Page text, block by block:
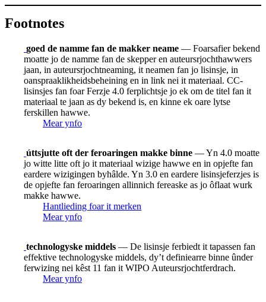
Footnotes
goed de namme fan de makker neame — Foarsafier bekend
moatte jo de namme fan de skepper en auteursrjochthawwers
jaan, in auteursrjochtneaming, it neamen fan jo lisinsje, in
oanspraaklikheidsbeheining en in link nei it materiaal. CC-
lisinsjes fan foar Ferzje 4.0 ferplichtsje jo ek om de titel fan it
materiaal te jaan as dy bekend is, en kinne ek oare lytse
ferskillen hawwe.
Mear ynfo
úttsjutte oft der feroaringen makke binne — Yn 4.0 moatte
jo witte litte oft jo it materiaal wizige hawwe en in opjefte fan
eardere wizigingen byhâlde. Yn 3.0 en eardere lisinsjeferzjes is
de opjefte fan feroaringen allinnich fereaske as jo ôflaat wurk
makke hawwe.
Hantlieding foar it merken
Mear ynfo
technologyske middels — De lisinsje ferbiedt it tapassen fan
effektive technologyske middels, dy’t definiearre binne ûnder
ferwizing nei kêst 11 fan it WIPO Auteursrjochtferdrach.
Mear ynfo